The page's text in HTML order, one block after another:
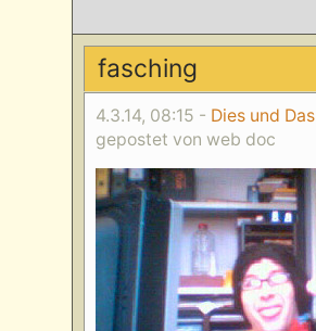
fasching
4.3.14, 08:15 - Dies und Das
gepostet von web doc